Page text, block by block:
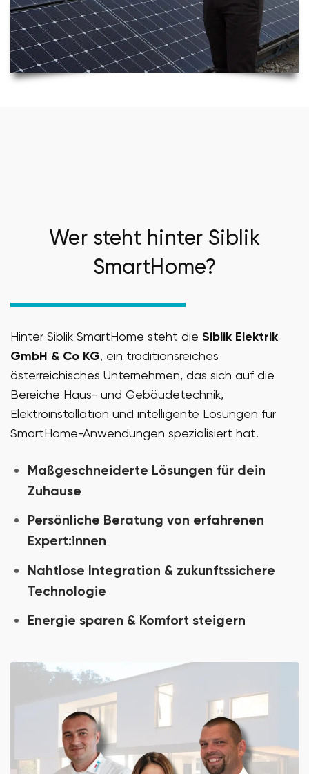
Wer steht hinter Siblik
SmartHome?
Hinter Siblik SmartHome steht die Siblik Elektrik
GmbH & Co KG, ein traditionsreiches
österreichisches Unternehmen, das sich auf die
Bereiche Haus- und Gebäudetechnik,
Elektroinstallation und intelligente Lösungen für
SmartHome-Anwendungen spezialisiert hat.
Maßgeschneiderte Lösungen für dein
Zuhause
Persönliche Beratung von erfahrenen
Expert:innen
Nahtlose Integration & zukunftssichere
Technologie
Energie sparen & Komfort steigern